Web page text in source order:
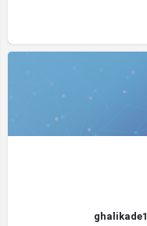
ghalikade1